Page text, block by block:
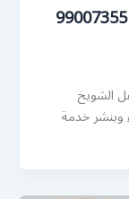
كراج الشويخ الصناعية | كراج متنقل 99007355
الشويخ
وبنشر خدمة